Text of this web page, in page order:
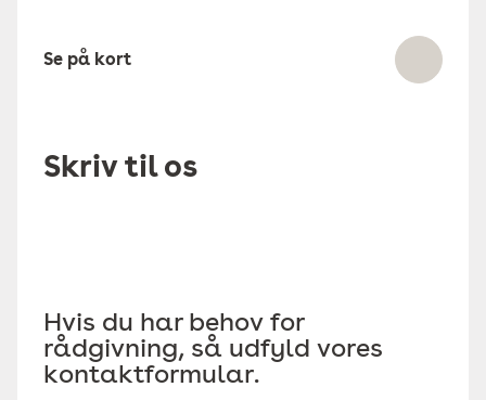
Se på kort
Skriv til os
Hvis du har behov for
rådgivning, så udfyld vores
kontaktformular.